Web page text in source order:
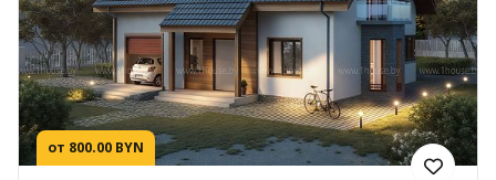
от 800.00 BYN